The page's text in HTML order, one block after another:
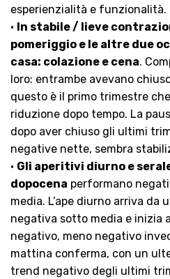
esperienzialità e funzionalità.
• In stabile / lieve
pomeriggio e le altre due
casa: colazione e cena.
loro: entrambe avevano
questo è il primo trimestre
riduzione dopo tempo. La
dopo aver chiuso gli ultimi
negative nette, sembra
• Gli aperitivi diurno e
dopocena performano
media. L’ape diurno arriva da
negativa sotto media e inizia
negativo, meno negativo
mattina conferma, con un
trend negativo degli ultimi